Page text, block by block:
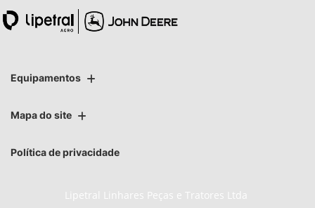
Equipamentos
Mapa do site
Política de privacidade
Lipetral Linhares Peças e Tratores Ltda